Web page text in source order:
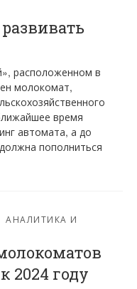
расположенном в
молокомат,
время
автомата, а до
пополниться
АНАЛИТИКА И
2024 году